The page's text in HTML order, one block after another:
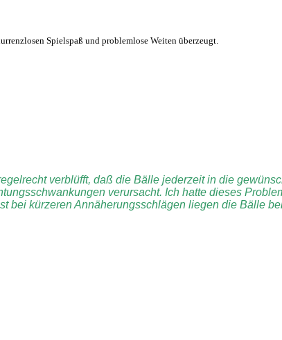
Spielspaß und problemlose Weiten überzeugt.
verblüfft, daß die Bälle jederzeit in die
verursacht. Ich hatte dieses
bei kürzeren Annäherungsschlägen liegen die Bälle